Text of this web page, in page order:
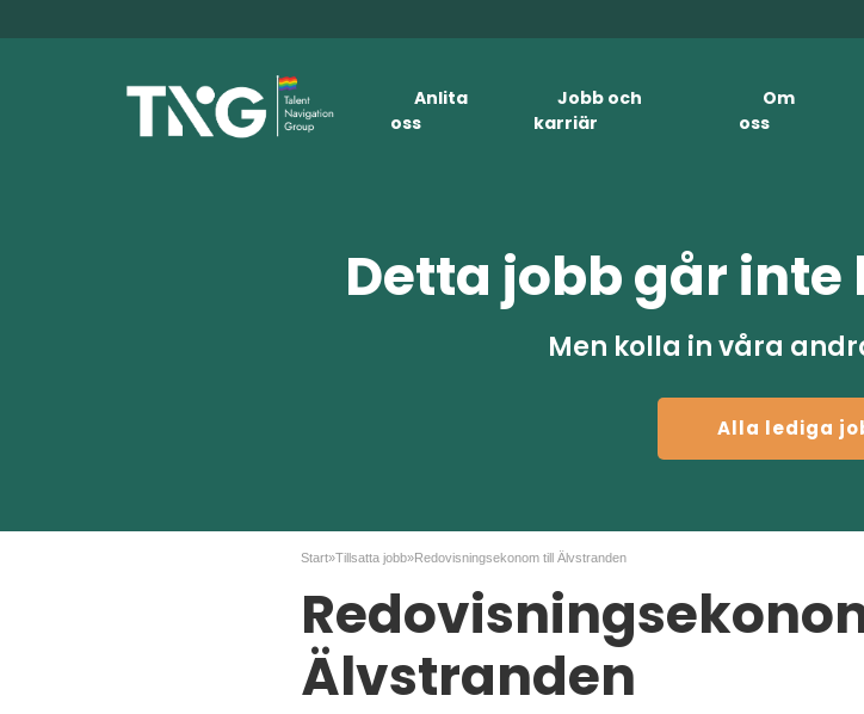
Anlita
oss
Jobb och
karriär
Om
oss
Detta jobb går
Men kolla in våra
Alla lediga
Start»Tillsatta jobb»Redovisningsekonom till Älvstranden
Älvstranden